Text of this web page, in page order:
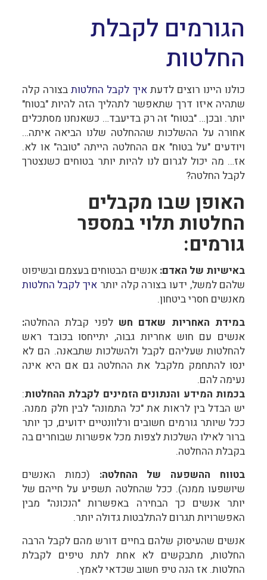
הגורמים לקבלת
החלטות
כולנו היינו רוצים לדעתאיך לקבל החלטותבצורה קלה
שתהיה איזו דרך שתאפשר לתהליך הזה להיות "בטוח"
יותר. ובכן… "בטוח" זה רק בדיעבד… כשאנחנו מסתכלים
אחורה על ההשלכות שההחלטה שלנו הביאה איתה…
ויודעים "על בטוח" אם ההחלטה הייתה "טובה" או לא.
אז… מה יכול לגרום לנו להיות יותר בטוחים כשנצטרך
לקבל החלטה?
האופן שבו מקבלים
החלטות תלוי במספר
גורמים:
באישיות של האדם: אנשים הבטוחים בעצמם ובשיפוט
שלהם למשל, ידעו בצורה קלה יותר איך לקבל החלטות
מאנשים חסרי ביטחון.
במידת האחריות שאדם חש לפני קבלת ההחלטה:
אנשים עם חוש אחריות גבוה, יתייחסו בכובד ראש
להחלטות שעליהם לקבל ולהשלכות שתבאנה. הם לא
ינסו להתחמק מלקבל את ההחלטה גם אם היא אינה
נעימה להם.
בכמות המידע והנתונים הזמינים לקבלת ההחלטות:
יש הבדל בין לראות את "כל התמונה" לבין חלק ממנה.
ככל שיותר גורמים חשובים ורלוונטיים ידועים, כך יותר
ברור לאילו השלכות לצפות מכל אפשרות שבוחרים בה
בקבלת ההחלטה.
בטווח ההשפעה של ההחלטה: (כמות האנשים
שיושפעו ממנה). ככל שהחלטה תשפיע על חייהם של
יותר אנשים כך הבחירה באפשרות "הנכונה" מבין
האפשרויות תגרום להתלבטות גדולה יותר.
אנשים שהעיסוק שלהם בחיים דורש מהם לקבל הרבה
החלטות, מתבקשים לא אחת לתת טיפים לקבלת
החלטות. אז הנה טיפ חשוב שכדאי לאמץ.